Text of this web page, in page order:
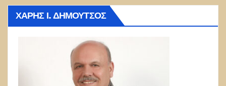
ΧΆΡΗΣ Ι. ΔΗΜΟΎΤΣΟΣ